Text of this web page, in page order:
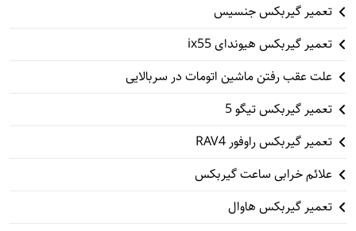
تعمیر گیربکس جنسیس
تعمیر گیربکس هیوندای ix55
علت عقب رفتن ماشین اتومات در سربالایی
تعمیر گیربکس تیگو 5
تعمیر گیربکس راوفور RAV4
علائم خرابی ساعت گیربکس
تعمیر گیربکس هاوال